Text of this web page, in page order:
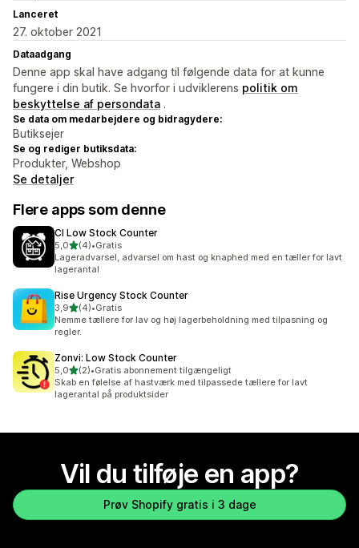
Lanceret
27. oktober 2021
Dataadgang
Denne app skal have adgang til følgende data for at kunne
fungere i din butik. Se hvorfor i udviklerens politik om
beskyttelse af persondata .
Se data om medarbejdere og bidragydere:
Butiksejer
Se og rediger butiksdata:
Produkter, Webshop
Se detaljer
Flere apps som denne
CI Low Stock Counter
5,0ud af 5 stjerner
(4)
4 anmeldelser i alt
•Gratis
Lageradvarsel, advarsel om hast og knaphed med en tæller for lavt
lagerantal
Rise Urgency Stock Counter
3,9ud af 5 stjerner
(4)
4 anmeldelser i alt
•Gratis
Nemme tællere for lav og høj lagerbeholdning med tilpasning og
regler.
Zonvi: Low Stock Counter
5,0ud af 5 stjerner
(2)
2 anmeldelser i alt
•Gratis abonnement tilgængeligt
Skab en følelse af hastværk med tilpassede tællere for lavt
lagerantal på produktsider
Vil du tilføje en app?
Prøv Shopify gratis i 3 dage